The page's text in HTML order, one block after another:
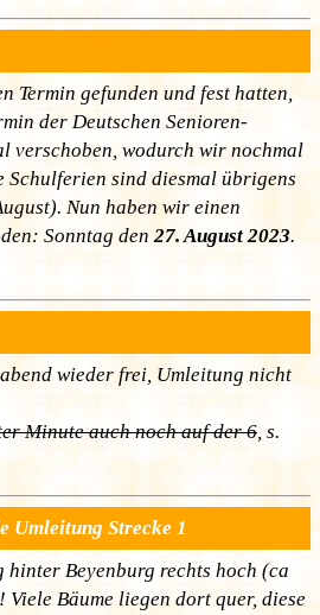
Termin gefunden und fest hatten,
der Deutschen Senioren-
verschoben, wodurch wir nochmal
Schulferien sind diesmal übrigens
Nun haben wir einen
Sonntag den27. August 2023.
wieder frei, Umleitung nicht
Minute auch noch auf der 6, s.
Umleitung Strecke 1
hinter Beyenburg rechts hoch (ca
Bäume liegen dort quer, diese